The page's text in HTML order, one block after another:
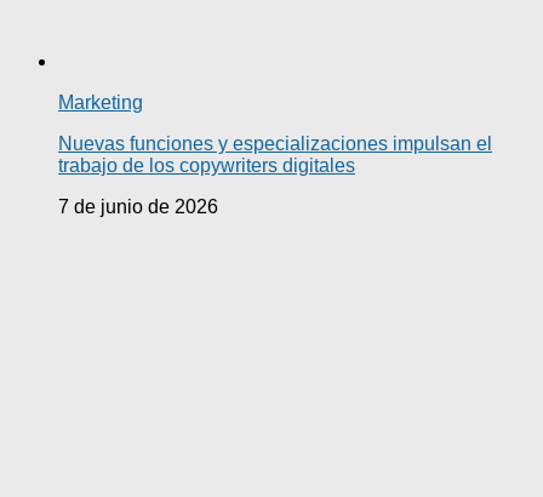
Marketing
Nuevas funciones y especializaciones impulsan el
trabajo de los copywriters digitales
7 de junio de 2026